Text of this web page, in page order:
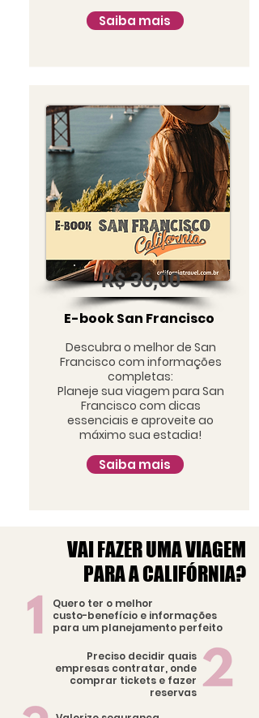
Saiba mais
R$ 36,00
E-book San Francisco
Descubra o melhor de San
Francisco com informações
completas:​
Planeje sua viagem para San
Francisco com dicas
essenciais e aproveite ao
máximo sua estadia!
Saiba mais
VAI FAZER UMA VIAGEM
PARA A CALIFÓRNIA?
VAI FAZER UMA VIAGEM
PARA A CALIFÓRNIA?
Quero ter o melhor
custo-benefício e informações
para um planejamento perfeito
Preciso decidir quais
empresas contratar, onde
comprar tickets e fazer
reservas